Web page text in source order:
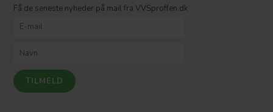
Få de seneste nyheder på mail fra VVSproffen.dk